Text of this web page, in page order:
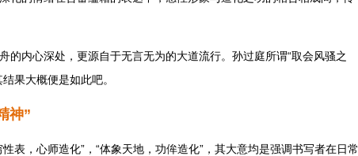
的内心深处，更源自于无言无为的大道流行。孙过庭所谓“取会风骚之
果大概便是如此吧。
神”
表，心师造化”，“体象天地，功侔造化”，其大意均是强调书写者在日常